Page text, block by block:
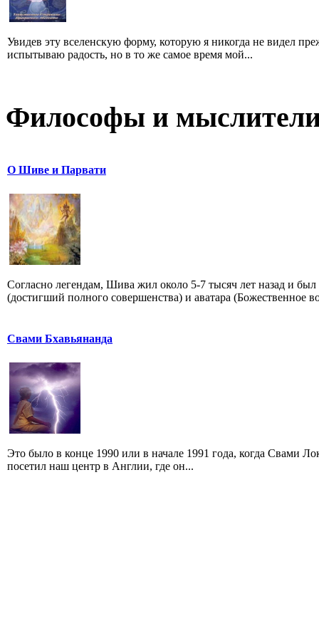
Увидев эту вселенскую форму, которую я никогда не видел
испытываю радость, но в то же самое время мой...
Философы и
О Шиве и Парвати
Согласно легендам, Шива жил около 5-7 тысяч лет назад и
(достигший полного совершенства) и аватара (Божественное
Свами Бхавьянанда
Это было в конце 1990 или в начале 1991 года, когда Свами
посетил наш центр в Англии, где он...